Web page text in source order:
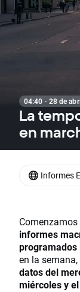
04:40 · 28 de
La
en
informes
programados
en la
datos del
miércoles y
Informes